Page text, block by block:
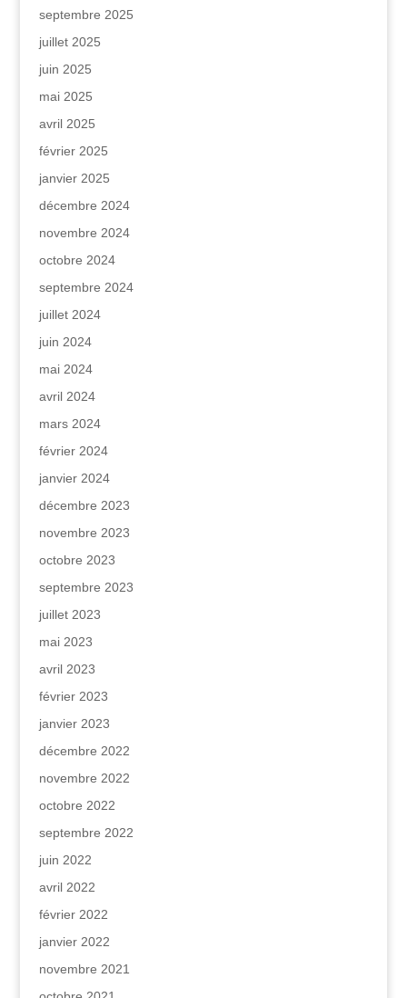
septembre 2025
juillet 2025
juin 2025
mai 2025
avril 2025
février 2025
janvier 2025
décembre 2024
novembre 2024
octobre 2024
septembre 2024
juillet 2024
juin 2024
mai 2024
avril 2024
mars 2024
février 2024
janvier 2024
décembre 2023
novembre 2023
octobre 2023
septembre 2023
juillet 2023
mai 2023
avril 2023
février 2023
janvier 2023
décembre 2022
novembre 2022
octobre 2022
septembre 2022
juin 2022
avril 2022
février 2022
janvier 2022
novembre 2021